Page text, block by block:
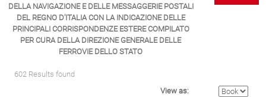
DELLA NAVIGAZIONE E DELLE MESSAGGERIE POSTALI
DEL REGNO D’ITALIA CON LA INDICAZIONE DELLE
PRINCIPALI CORRISPONDENZE ESTERE COMPILATO
PER CURA DELLA DIREZIONE GENERALE DELLE
FERROVIE DELLO STATO
602 Results found
View as: